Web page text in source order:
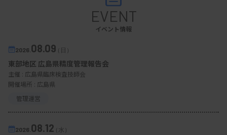
EVENT
イベント情報
2026. 08.09（日）
東部地区 広島県精度管理報告会
主催 : 広島県臨床検査技師会
開催場所 : 広島県
管理運営
2026. 08.12（水）